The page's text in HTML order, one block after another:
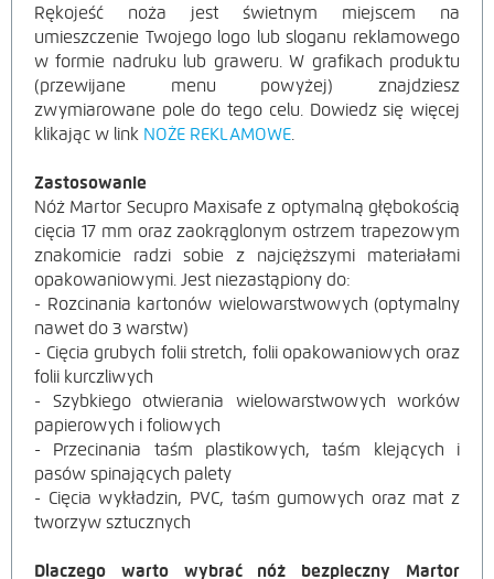
Rękojeść noża jest świetnym miejscem na
umieszczenie Twojego logo lub sloganu reklamowego
w formie nadruku lub graweru. W grafikach produktu
(przewijane menu powyżej) znajdziesz
zwymiarowane pole do tego celu. Dowiedz się więcej
klikając w link NOŻE REKLAMOWE.
Zastosowanie
Nóż Martor Secupro Maxisafe z optymalną głębokością
cięcia 17 mm oraz zaokrąglonym ostrzem trapezowym
znakomicie radzi sobie z najcięższymi materiałami
opakowaniowymi. Jest niezastąpiony do:
- Rozcinania kartonów wielowarstwowych (optymalny
nawet do 3 warstw)
- Cięcia grubych folii stretch, folii opakowaniowych oraz
folii kurczliwych
- Szybkiego otwierania wielowarstwowych worków
papierowych i foliowych
- Przecinania taśm plastikowych, taśm klejących i
pasów spinających palety
- Cięcia wykładzin, PVC, taśm gumowych oraz mat z
tworzyw sztucznych
Dlaczego warto wybrać nóż bezpieczny Martor